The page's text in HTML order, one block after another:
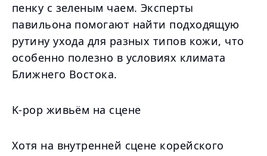
пенку с зеленым чаем. Эксперты
павильона помогают найти подходящую
рутину ухода для разных типов кожи, что
особенно полезно в условиях климата
Ближнего Востока.
K-pop живьём на сцене
Хотя на внутренней сцене корейского